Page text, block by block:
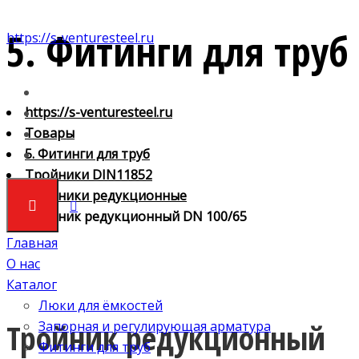
https://s-venturesteel.ru
Главная
О нас
Каталог
Люки для ёмкостей
Запорная и регулирующая арматура
Фитинги для труб
5. Фитинги для труб
https://s-venturesteel.ru
Товары
5. Фитинги для труб
Тройники DIN11852
Тройники редукционные
Тройник редукционный DN 100/65
Тройник редукционный